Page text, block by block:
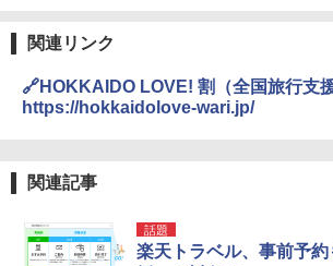
関連リンク
🔗HOKKAIDO LOVE! 割（全国旅行支援
https://hokkaidolove-wari.jp/
関連記事
話題
楽天トラベル、事前予